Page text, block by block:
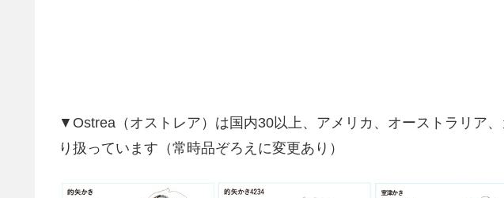
▼Ostrea（オストレア）は国内30以上、アメリカ、オーストラリア
り扱っています（常時品ぞろえに変更あり）